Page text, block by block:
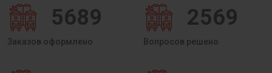
5689
Заказов оформлено
2569
Вопросов решено